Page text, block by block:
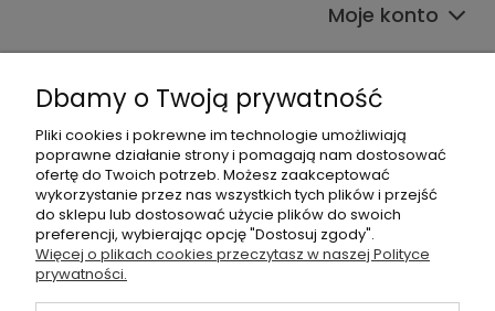
Moje konto
O nas
Kategorie produktowe
©2026 Wszelkie Prawa Zastrzeżone |Alians-shop
Dbamy o Twoją prywatność
Pliki cookies i pokrewne im technologie umożliwiają
poprawne działanie strony i pomagają nam dostosować
ofertę do Twoich potrzeb. Możesz zaakceptować
wykorzystanie przez nas wszystkich tych plików i przejść
do sklepu lub dostosować użycie plików do swoich
preferencji, wybierając opcję "Dostosuj zgody".
Więcej o plikach cookies przeczytasz w naszej Polityce
prywatności.